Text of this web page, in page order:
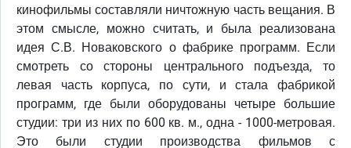
кинофильмы составляли ничтожную часть вещания. В
этом смысле, можно считать, и была реализована
идея С.В. Новаковского о фабрике программ. Если
смотреть со стороны центрального подъезда, то
левая часть корпуса, по сути, и стала фабрикой
программ, где были оборудованы четыре большие
студии: три из них по 600 кв. м., одна - 1000-метровая.
Это были студии производства фильмов с